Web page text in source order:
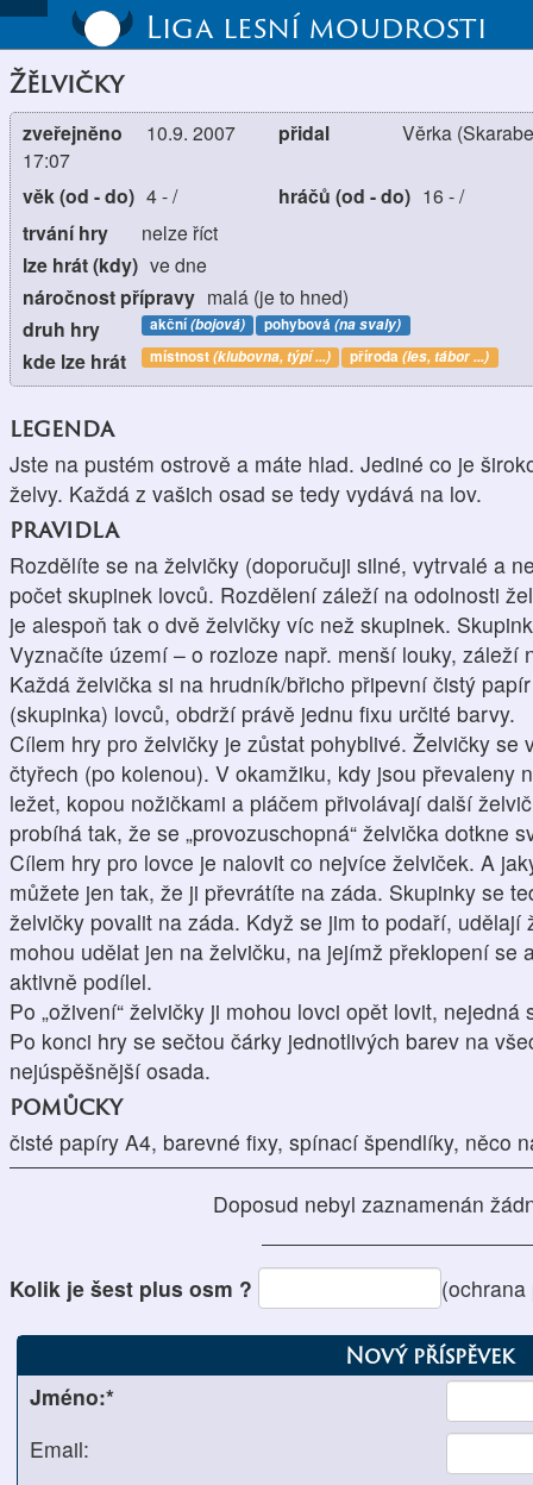
Liga lesní moudrosti
Žělvičky
zveřejněno
10.9. 2007
17:07
přidal Věrka
věk (od - do) 4-/ hráčů (od - do) 16 -/
trvání hry nelze říct
lze hrát (kdy) ve dne
náročnost přípravy malá (je to hned)
druh hry akční(bojová) pohybová(na svaly)
kde lze hrát místnost(klubovna, týpí ...) příroda(les, tábor ...)
legenda
Jste na pustém ostrově a máte hlad. Jediné co je
želvy. Každá z vašich osad se tedy vydává na lov.
pravidla
Rozdělíte se na želvičky (doporučuji silné, vytrvalé a
počet skupinek lovců. Rozdělení záleží na odolnosti
je alespoň tak o dvě želvičky víc než skupinek.
Vyznačíte území – o rozloze např. menší louky, záleží
Každá želvička si na hrudník/břicho připevní čistý
(skupinka) lovců, obdrží právě jednu fixu určité barvy.
Cílem hry pro želvičky je zůstat pohyblivé. Želvičky se
čtyřech (po kolenou). V okamžiku, kdy jsou převaleny
ležet, kopou nožičkami a pláčem přivolávají další
probíhá tak, že se „provozuschopná“ želvička dotkne
Cílem hry pro lovce je nalovit co nejvíce želviček. A
můžete jen tak, že ji převrátíte na záda. Skupinky se
želvičky povalit na záda. Když se jim to podaří,
mohou udělat jen na želvičku, na jejímž překlopení se
aktivně podílel.
Po „oživení“ želvičky ji mohou lovci opět lovit,
Po konci hry se sečtou čárky jednotlivých barev na
nejúspěšnější osada.
pomůcky
čisté papíry A4, barevné fixy, spínací špendlíky, něco
Doposud nebyl zaznamenán
Kolik je šest plus osm ?
Nový příspěvek
Jméno:*
Email: